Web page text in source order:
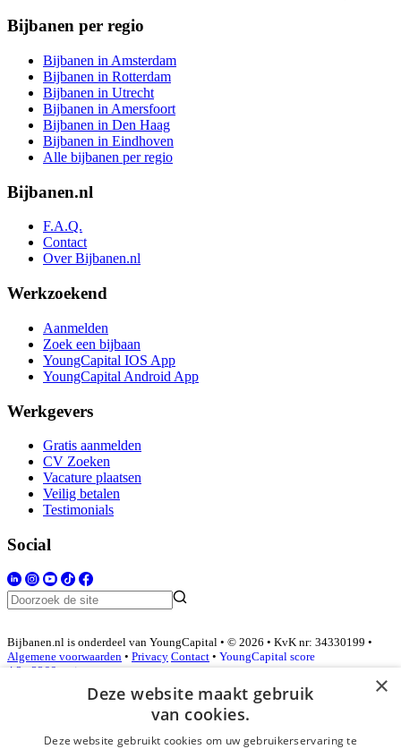
Bijbanen per regio
Bijbanen in Amsterdam
Bijbanen in Rotterdam
Bijbanen in Utrecht
Bijbanen in Amersfoort
Bijbanen in Den Haag
Bijbanen in Eindhoven
Alle bijbanen per regio
Bijbanen.nl
F.A.Q.
Contact
Over Bijbanen.nl
Werkzoekend
Aanmelden
Zoek een bijbaan
YoungCapital IOS App
YoungCapital Android App
Werkgevers
Gratis aanmelden
CV Zoeken
Vacature plaatsen
Veilig betalen
Testimonials
Social
Bijbanen.nl is onderdeel van YoungCapital • © 2026 • KvK nr: 34330199 •
Algemene voorwaarden • Privacy Contact • YoungCapital score
4.3 - 3366 reviews
Inloggen als bedrijf
×
Deze website maakt gebruik
van cookies.
Deze website gebruikt cookies om uw gebruikerservaring te